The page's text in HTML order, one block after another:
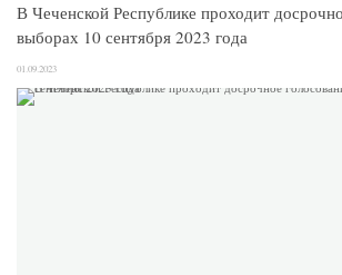
В Чеченской Республике проходит
выборах 10 сентября 2023 года
01.09.2023